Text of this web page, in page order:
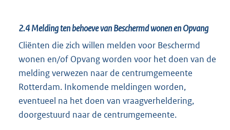
2.4Melding ten behoeve van Beschermd wonen en Opvang
Cliënten die zich willen melden voor Beschermd
wonen en/of Opvang worden voor het doen van de
melding verwezen naar de centrumgemeente
Rotterdam. Inkomende meldingen worden,
eventueel na het doen van vraagverheldering,
doorgestuurd naar de centrumgemeente.